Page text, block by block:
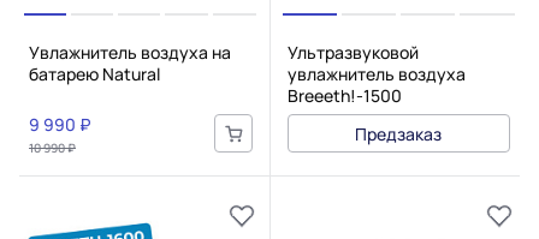
Увлажнитель воздуха на
батарею Natural
9 990 ₽
10 990 ₽
Ультразвуковой
увлажнитель воздуха
Breeeth!-1500
Предзаказ